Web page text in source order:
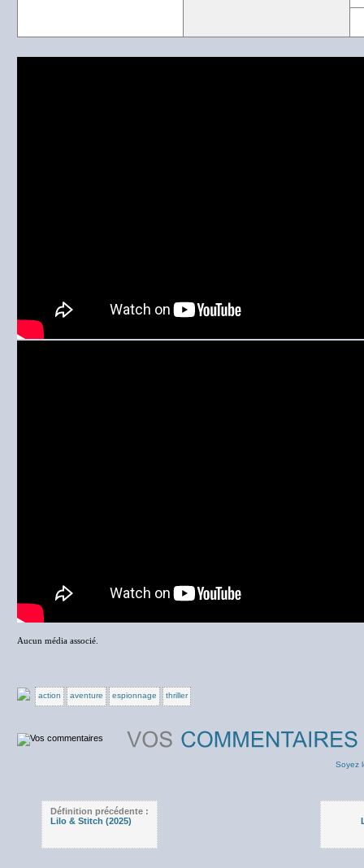
Aucun média associé.
action aventure espionnage thriller
Soyez
Définition précédente :
Lilo & Stitch (2025)